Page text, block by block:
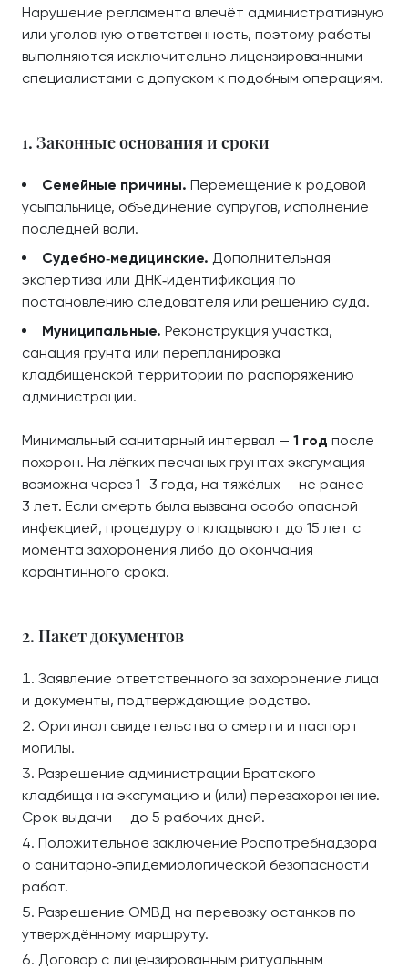
Нарушение регламента влечёт административную
или уголовную ответственность, поэтому работы
выполняются исключительно лицензированными
специалистами с допуском к подобным операциям.
1. Законные основания и сроки
Семейные причины. Перемещение к родовой
усыпальнице, объединение супругов, исполнение
последней воли.
Судебно‑медицинские. Дополнительная
экспертиза или ДНК‑идентификация по
постановлению следователя или решению суда.
Муниципальные. Реконструкция участка,
санация грунта или перепланировка
кладбищенской территории по распоряжению
администрации.
Минимальный санитарный интервал — 1 год после
похорон. На лёгких песчаных грунтах эксгумация
возможна через 1–3 года, на тяжёлых — не ранее
3 лет. Если смерть была вызвана особо опасной
инфекцией, процедуру откладывают до 15 лет с
момента захоронения либо до окончания
карантинного срока.
2. Пакет документов
Заявление ответственного за захоронение лица
и документы, подтверждающие родство.
Оригинал свидетельства о смерти и паспорт
могилы.
Разрешение администрации Братского
кладбища на эксгумацию и (или) перезахоронение.
Срок выдачи — до 5 рабочих дней.
Положительное заключение Роспотребнадзора
о санитарно‑эпидемиологической безопасности
работ.
Разрешение ОМВД на перевозку останков по
утверждённому маршруту.
Договор с лицензированным ритуальным